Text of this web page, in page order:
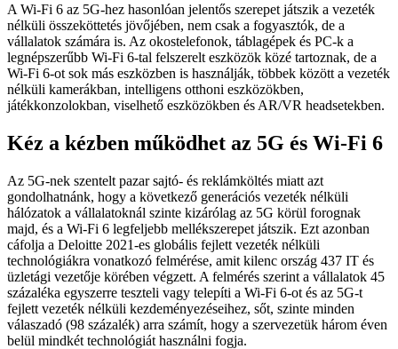
A Wi-Fi 6 az 5G-hez hasonlóan jelentős szerepet játszik a vezeték
nélküli összeköttetés jövőjében, nem csak a fogyasztók, de a
vállalatok számára is. Az okostelefonok, táblagépek és PC-k a
legnépszerűbb Wi-Fi 6-tal felszerelt eszközök közé tartoznak, de a
Wi-Fi 6-ot sok más eszközben is használják, többek között a vezeték
nélküli kamerákban, intelligens otthoni eszközökben,
játékkonzolokban, viselhető eszközökben és AR/VR headsetekben.
Kéz a kézben működhet az 5G és Wi-Fi 6
Az 5G-nek szentelt pazar sajtó- és reklámköltés miatt azt
gondolhatnánk, hogy a következő generációs vezeték nélküli
hálózatok a vállalatoknál szinte kizárólag az 5G körül forognak
majd, és a Wi-Fi 6 legfeljebb mellékszerepet játszik. Ezt azonban
cáfolja a Deloitte 2021-es globális fejlett vezeték nélküli
technológiákra vonatkozó felmérése, amit kilenc ország 437 IT és
üzletági vezetője körében végzett. A felmérés szerint a vállalatok 45
százaléka egyszerre teszteli vagy telepíti a Wi-Fi 6-ot és az 5G-t
fejlett vezeték nélküli kezdeményezéseihez, sőt, szinte minden
válaszadó (98 százalék) arra számít, hogy a szervezetük három éven
belül mindkét technológiát használni fogja.